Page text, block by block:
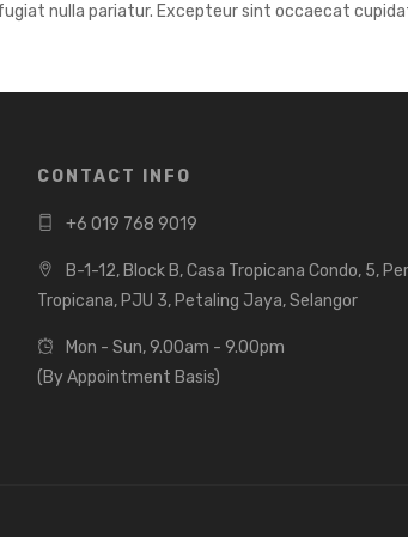
nulla pariatur. Excepteur sint occaecat
CONTACT INFO
+6 019 768 9019
B-1-12, Block B, Casa Tropicana Condo, 5,
Tropicana, PJU 3, Petaling Jaya, Selangor
Mon - Sun, 9.00am - 9.00pm
(By Appointment Basis)